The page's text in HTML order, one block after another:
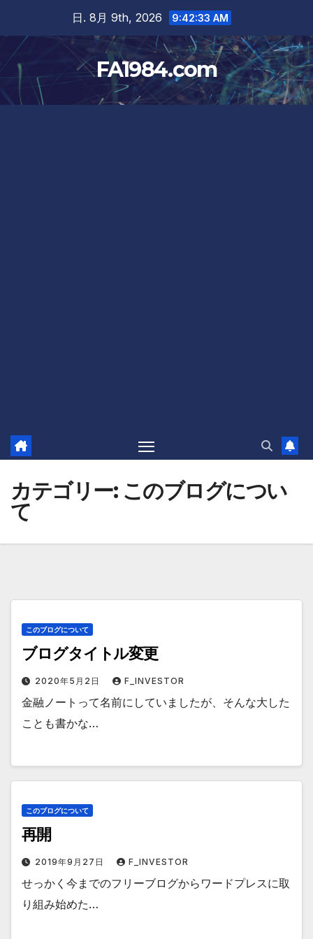
content
日. 8月 9th, 2026 9:42:33 AM
FA1984.com
カテゴリー: このブログについ
て
このブログについて
ブログタイトル変更
2020年5月2日 F_INVESTOR
金融ノートって名前にしていましたが、そんな大した
ことも書かな…
このブログについて
再開
2019年9月27日 F_INVESTOR
せっかく今までのフリーブログからワードプレスに取
り組み始めた…